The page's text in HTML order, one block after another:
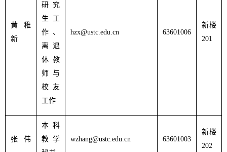
黄稚
新
研究
生工
作、
离退
休教
师与
校友
工作
hzx@ustc.edu.cn 63601006
新楼
201
张 伟
本科
教学
wzhang@ustc.edu.cn 63601003
新楼
202